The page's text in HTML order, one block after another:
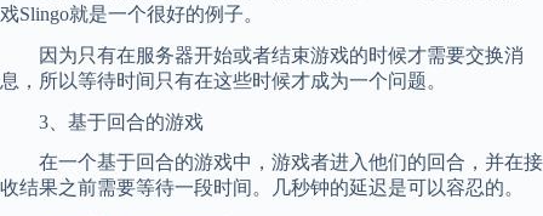
戏Slingo就是一个很好的例子。
因为只有在服务器开始或者结束游戏的时候才需要交换消
息，所以等待时间只有在这些时候才成为一个问题。
3、基于回合的游戏
在一个基于回合的游戏中，游戏者进入他们的回合，并在接
收结果之前需要等待一段时间。几秒钟的延迟是可以容忍的。